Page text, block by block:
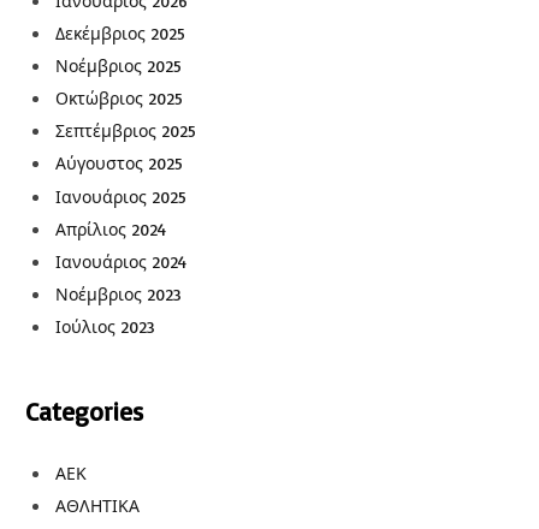
Δεκέμβριος 2025
Νοέμβριος 2025
Οκτώβριος 2025
Σεπτέμβριος 2025
Αύγουστος 2025
Ιανουάριος 2025
Απρίλιος 2024
Ιανουάριος 2024
Νοέμβριος 2023
Ιούλιος 2023
Categories
ΑΕΚ
ΑΘΛΗΤΙΚΑ